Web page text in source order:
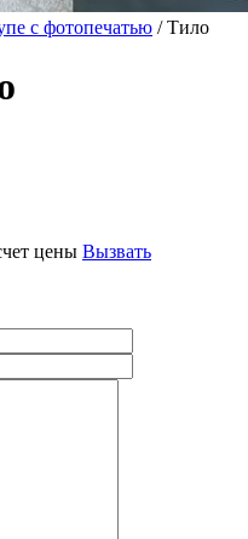
с фотопечатью / Тило
цены Вызвать